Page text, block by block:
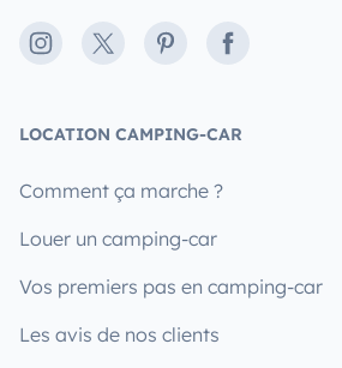
Instagram
X PinterestFacebook
LOCATION CAMPING-CAR
Comment ça marche ?
Louer un camping-car
Vos premiers pas en camping-car
Les avis de nos clients